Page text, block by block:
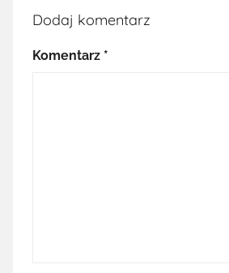
Dodaj komentarz
Komentarz *